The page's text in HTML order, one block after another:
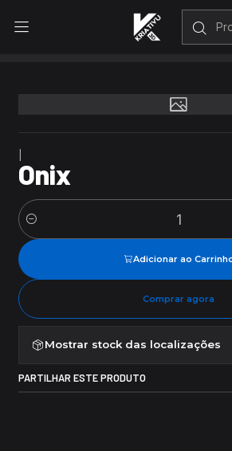
Envio rápido em Portugal
Onix
Onix
Quantidade
Adicionar ao
Comprar agora
Mostrar stock das localizações
PARTILHAR ESTE PRODUTO